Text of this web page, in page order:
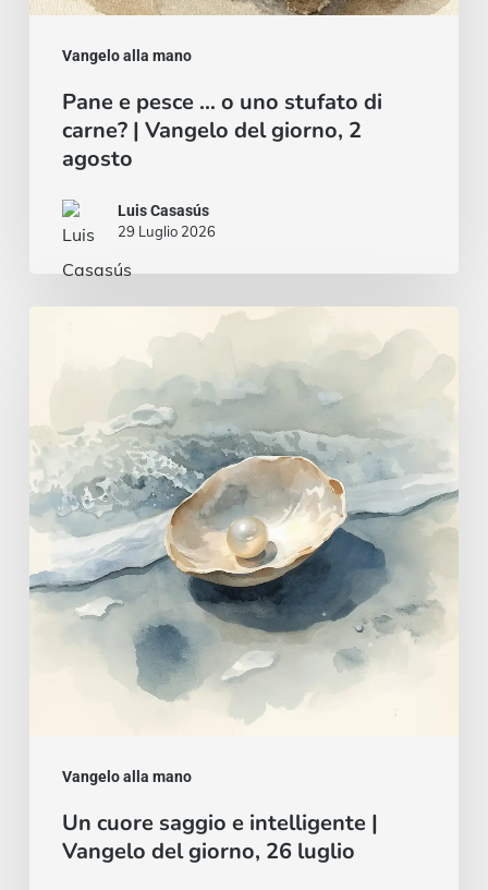
Vangelo alla mano
giorno,
agostoPane e pesce … o uno stufato di
carne? | Vangelo del giorno, 2
agosto
Luis Casasús
29 Luglio 2026
Vangelo alla mano
intelligente
|
Vangelo
del
giorno,
Un cuore saggio e intelligente |
Vangelo del giorno, 26 luglio